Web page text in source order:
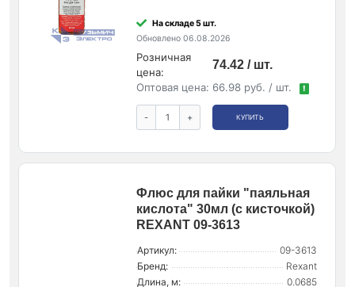
На складе 5 шт.
Обновлено 06.08.2026
Розничная
цена:
74.42 / шт.
Оптовая цена: 66.98 руб. / шт. !
- + КУПИТЬ
Флюс для пайки "паяльная
кислота" 30мл (с кисточкой)
REXANT 09-3613
Артикул:
09-3613
Бренд:
Rexant
Длина, м:
0.0685